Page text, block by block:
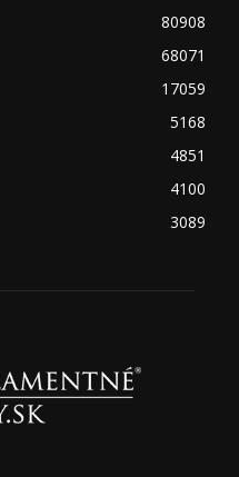
80908
68071
17059
5168
4851
4100
3089